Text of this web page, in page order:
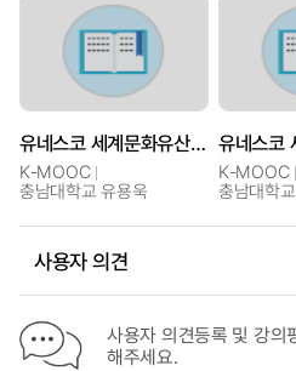
유네스코 세계문화유산 탐방
K-MOOC
충남대학교 유용욱
K-MOOC
충남대학
사용자 의견
사용자 의견등록 및 강의
해주세요.